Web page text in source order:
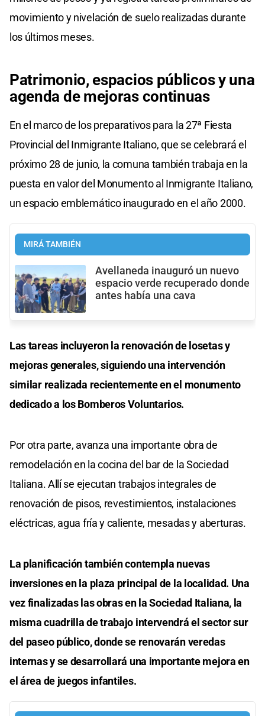
movimiento y nivelación de suelo realizadas durante
los últimos meses.
Patrimonio, espacios públicos y una
agenda de mejoras continuas
En el marco de los preparativos para la 27ª Fiesta
Provincial del Inmigrante Italiano, que se celebrará el
próximo 28 de junio, la comuna también trabaja en la
puesta en valor del Monumento al Inmigrante Italiano,
un espacio emblemático inaugurado en el año 2000.
MIRÁ TAMBIÉN
Avellaneda inauguró un nuevo
espacio verde recuperado donde
antes había una cava
Las tareas incluyeron la renovación de losetas y
mejoras generales, siguiendo una intervención
similar realizada recientemente en el monumento
dedicado a los Bomberos Voluntarios.
Por otra parte, avanza una importante obra de
remodelación en la cocina del bar de la Sociedad
Italiana. Allí se ejecutan trabajos integrales de
renovación de pisos, revestimientos, instalaciones
eléctricas, agua fría y caliente, mesadas y aberturas.
La planificación también contempla nuevas
inversiones en la plaza principal de la localidad. Una
vez finalizadas las obras en la Sociedad Italiana, la
misma cuadrilla de trabajo intervendrá el sector sur
del paseo público, donde se renovarán veredas
internas y se desarrollará una importante mejora en
el área de juegos infantiles.